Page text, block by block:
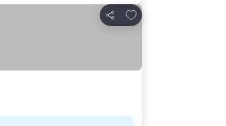
Partilhar
Adicionar aos favoritos